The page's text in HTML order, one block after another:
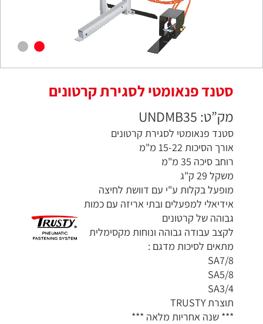
סטנד פנאומטי לסגירת קרטונים
מק”ט: UNDMB35
סטנד פנאומטי לסגירת קרטונים
אורך הסיכות 15-22 מ"מ
רוחב סיכה 35 מ"מ
משקל 29 ק"ג
מופעל בקלות ע"י עם דוושת לחיצה
אידיאלי למפעלים ובתי אריזה עם כמות
גבוהה של קרטונים
לקצב עבודה גבוהה ונוחות מקסימלית
מתאים לסיכות מדגם :
SA7/8
SA5/8
SA3/4
תוצרת TRUSTY
*** שנה אחריות מלאה ***